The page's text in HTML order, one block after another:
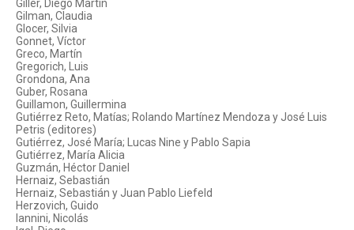
Giller, Diego Martín
Gilman, Claudia
Glocer, Silvia
Gonnet, Víctor
Greco, Martín
Gregorich, Luis
Grondona, Ana
Guber, Rosana
Guillamon, Guillermina
Gutiérrez Reto, Matías; Rolando Martínez Mendoza y José Luis
Petris (editores)
Gutiérrez, José María; Lucas Nine y Pablo Sapia
Gutiérrez, María Alicia
Guzmán, Héctor Daniel
Hernaiz, Sebastián
Hernaiz, Sebastián y Juan Pablo Liefeld
Herzovich, Guido
Iannini, Nicolás